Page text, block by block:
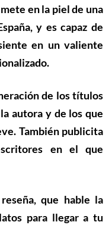
en la piel de una
y es capaz de
en un valiente
de los títulos
autora y de los que
También publicita
en el que
que hable la
para llegar a tu